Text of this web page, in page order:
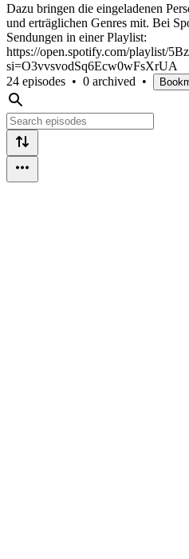
Dazu bringen die eingeladenen
und erträglichen Genres mit. Bei
Sendungen in einer Playlist:
https://open.spotify.com/playlist/
si=O3vvsvodSq6Ecw0wFsXrUA
24 episodes • 0 archived •